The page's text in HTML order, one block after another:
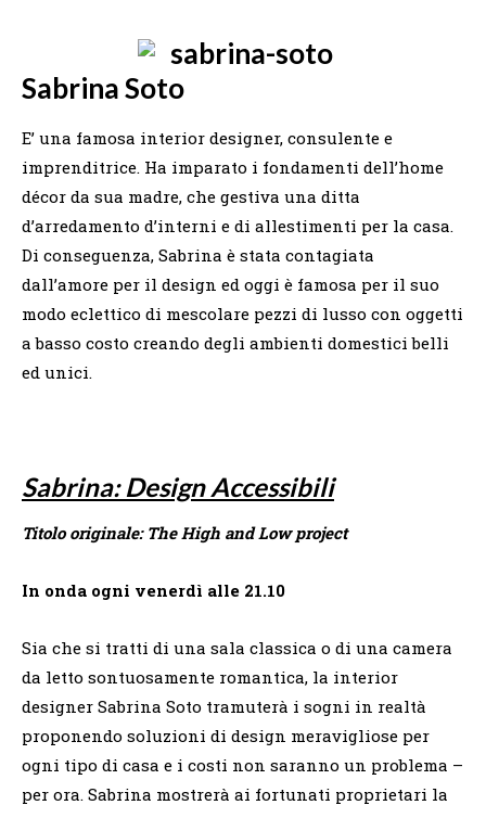
Sabrina Soto
E’ una famosa interior designer, consulente e
imprenditrice. Ha imparato i fondamenti dell’home
décor da sua madre, che gestiva una ditta
d’arredamento d’interni e di allestimenti per la casa.
Di conseguenza, Sabrina è stata contagiata
dall’amore per il design ed oggi è famosa per il suo
modo eclettico di mescolare pezzi di lusso con oggetti
a basso costo creando degli ambienti domestici belli
ed unici.
Sabrina: Design Accessibili
Titolo originale: The High and Low project
In onda ogni venerdì alle 21.10
Sia che si tratti di una sala classica o di una camera
da letto sontuosamente romantica, la interior
designer Sabrina Soto tramuterà i sogni in realtà
proponendo soluzioni di design meravigliose per
ogni tipo di casa e i costi non saranno un problema –
per ora. Sabrina mostrerà ai fortunati proprietari la